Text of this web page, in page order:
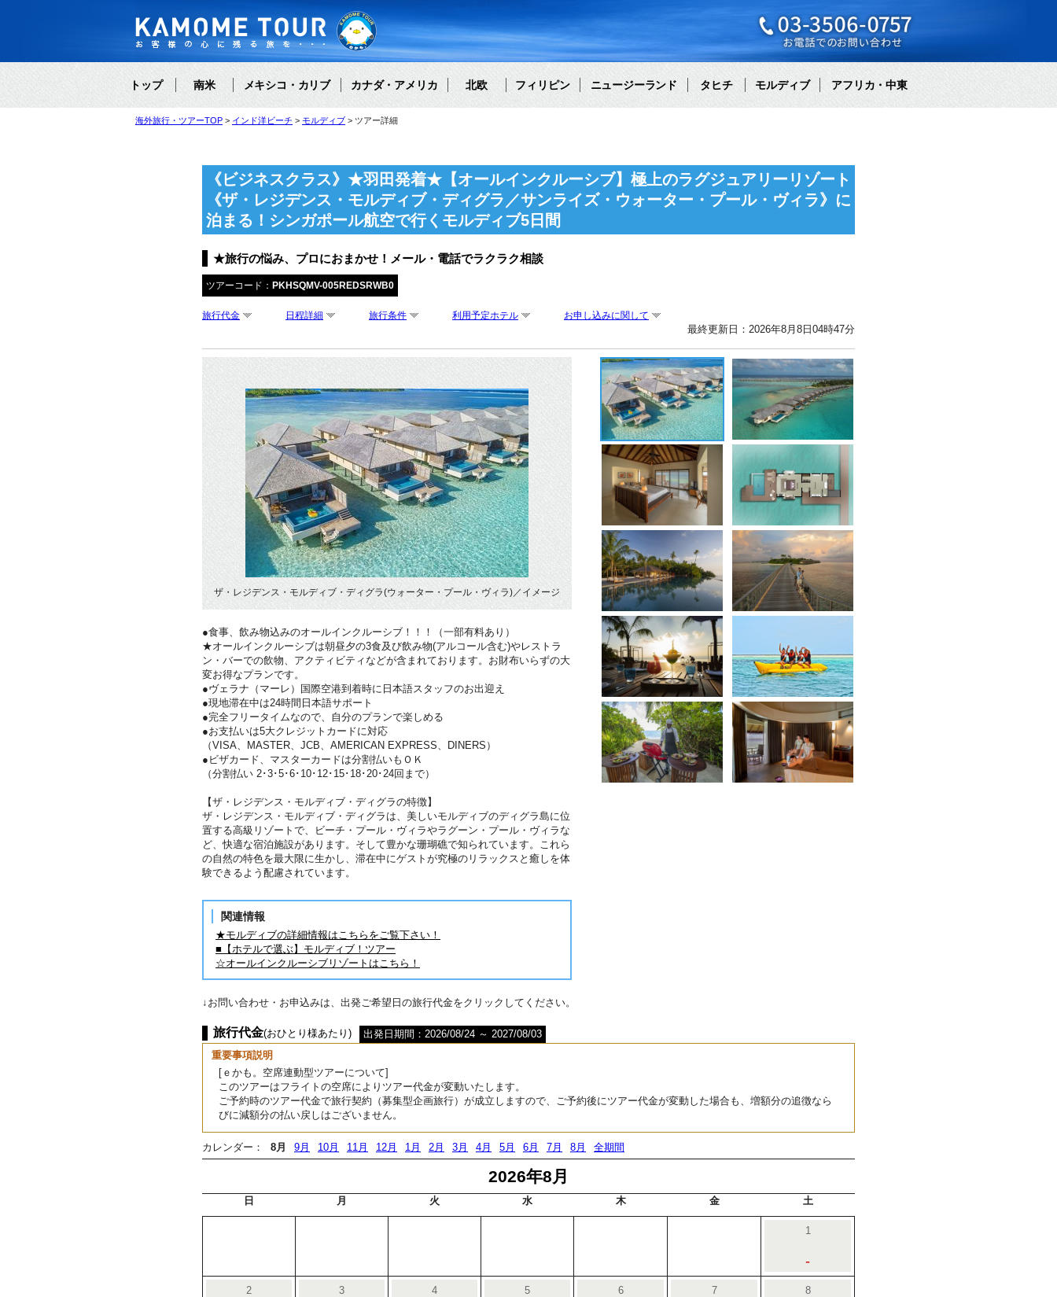
トップ 南米 メキシコ・カリブ カナダ・アメリカ 北欧 フィリピン ニュージーランド タヒチ モルディブ アフリカ・中東
海外旅行・ツアーTOP インド洋ビーチ モルディブ ツアー詳細
《ビジネスクラス》★羽田発着★【オールインクルーシブ】極上のラグジュアリーリゾート
《ザ・レジデンス・モルディブ・ディグラ／サンライズ・ウォーター・プール・ヴィラ》に
泊まる！シンガポール航空で行くモルディブ5日間
★旅行の悩み、プロにおまかせ！メール・電話でラクラク相談
ツアーコード： PKHSQMV-005REDSRWB0
旅行代金 日程詳細 旅行条件 利用予定ホテル お申し込みに関して
最終更新日：2026年8月8日04時47分
ザ・レジデンス・モルディブ・ディグラ(ウォーター・プール・ヴィラ)／イメージ
●食事、飲み物込みのオールインクルーシブ！！！（一部有料あり）
★オールインクルーシブは朝昼夕の3食及び飲み物(アルコール含む)やレストラ
ン・バーでの飲物、アクティビティなどが含まれております。お財布いらずの大
変お得なプランです。
●ヴェラナ（マーレ）国際空港到着時に日本語スタッフのお出迎え
●現地滞在中は24時間日本語サポート
●完全フリータイムなので、自分のプランで楽しめる
●お支払いは5大クレジットカードに対応
（VISA、MASTER、JCB、AMERICAN EXPRESS、DINERS）
●ビザカード、マスターカードは分割払いもＯＫ
（分割払い 2･3･5･6･10･12･15･18･20･24回まで）
【ザ・レジデンス・モルディブ・ディグラの特徴】
ザ・レジデンス・モルディブ・ディグラは、美しいモルディブのディグラ島に位
置する高級リゾートで、ビーチ・プール・ヴィラやラグーン・プール・ヴィラな
ど、快適な宿泊施設があります。そして豊かな珊瑚礁で知られています。これら
の自然の特色を最大限に生かし、滞在中にゲストが究極のリラックスと癒しを体
験できるよう配慮されています。
関連情報
★モルディブの詳細情報はこちらをご覧下さい！
■【ホテルで選ぶ】モルディブ！ツアー
☆オールインクルーシブリゾートはこちら！
↓お問い合わせ・お申込みは、出発ご希望日の旅行代金をクリックしてください。
旅行代金(おひとり様あたり)
出発日期間：2026/08/24 ～ 2027/08/03
重要事項説明
[ｅかも。空席連動型ツアーについて]
このツアーはフライトの空席によりツアー代金が変動いたします。
ご予約時のツアー代金で旅行契約（募集型企画旅行）が成立しますので、ご予約後にツアー代金が変動した場合も、増額分の追徴なら
びに減額分の払い戻しはございません。
カレンダー： 8月 9月 10月 11月 12月 1月 2月 3月 4月 5月 6月 7月 8月 全期間
2026年8月
日 月 火 水 木 金 土
1
-
2 3 4 5 6 7 8